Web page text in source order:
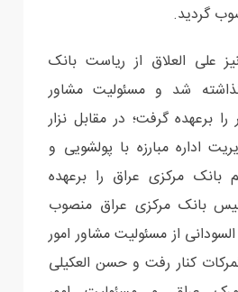
گردید.
علی العلاق از ریاست بانک
شد و مسئولیت مشاور
برعهده گرفت؛ در مقابل نزار
اداره مبارزه با پولشویی و
بانک مرکزی عراق را برعهده
بانک مرکزی عراق منصوب
از مسئولیت مشاور امور
کنار رفت و حسن العکیلی